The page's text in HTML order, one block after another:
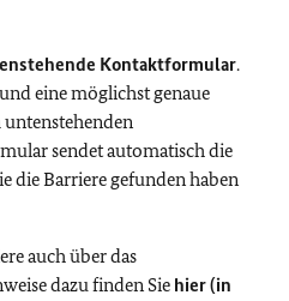
Kontaktformular.
eine möglichst genaue
sendet automatisch die
die Barriere gefunden haben
auch über das
dazu finden Sie hier (in